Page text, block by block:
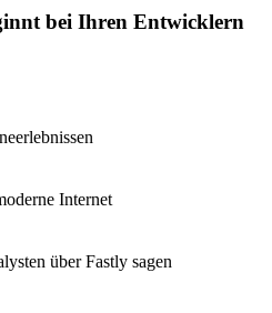
bei Ihren Entwicklern
Internet
über Fastly sagen